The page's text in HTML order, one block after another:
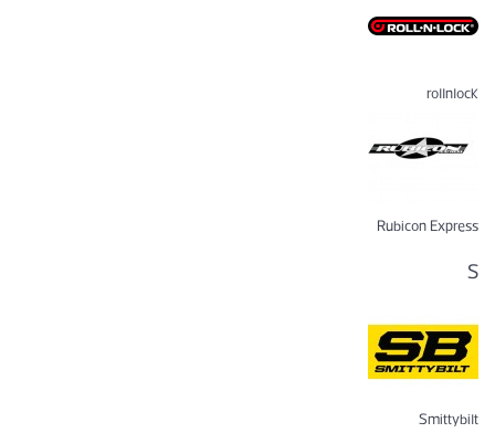
rollnlock
Rubicon Express
S
Smittybilt